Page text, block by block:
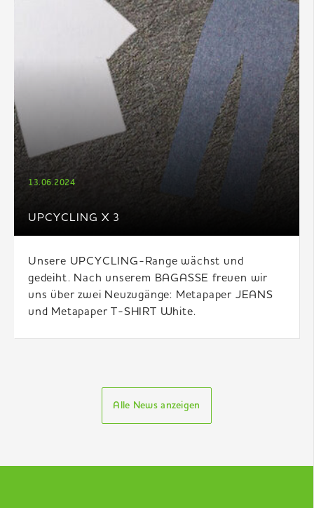
UPCYCLING X 3
13.06.2024
Unsere UPCYCLING-Range wächst und
gedeiht. Nach unserem BAGASSE freuen wir
uns über zwei Neuzugänge: Metapaper JEANS
und Metapaper T-SHIRT White.
Alle News anzeigen